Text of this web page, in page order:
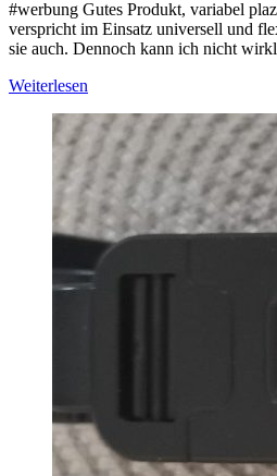
#werbung Gutes Produkt, variabel
verspricht im Einsatz universell und
sie auch. Dennoch kann ich nicht
Weiterlesen